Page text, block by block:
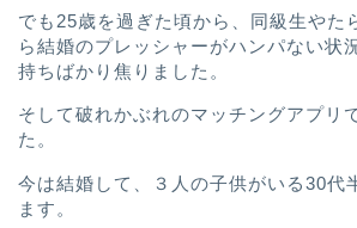
でも25歳を過ぎた頃から、 同級生やた
ら結婚のプレッシャーがハンパない状
持ちばかり焦りました。
そして破れかぶれのマッチングアプリ
た。
今は結婚して、３人の子供がいる30代
ます。